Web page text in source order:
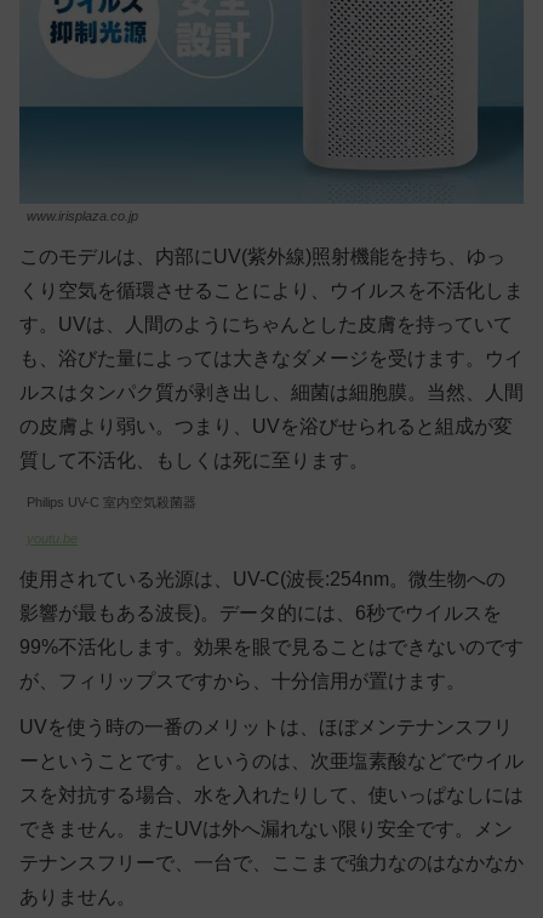
www.irisplaza.co.jp
このモデルは、内部にUV(紫外線)照射機能を持ち、ゆっ
くり空気を循環させることにより、ウイルスを不活化しま
す。UVは、人間のようにちゃんとした皮膚を持っていて
も、浴びた量によっては大きなダメージを受けます。ウイ
ルスはタンパク質が剥き出し、細菌は細胞膜。当然、人間
の皮膚より弱い。つまり、UVを浴びせられると組成が変
質して不活化、もしくは死に至ります。
Philips UV-C 室内空気殺菌器
youtu.be
使用されている光源は、UV-C(波長:254nm。微生物への
影響が最もある波長)。データ的には、6秒でウイルスを
99%不活化します。効果を眼で見ることはできないのです
が、フィリップスですから、十分信用が置けます。
UVを使う時の一番のメリットは、ほぼメンテナンスフリ
ーということです。というのは、次亜塩素酸などでウイル
スを対抗する場合、水を入れたりして、使いっぱなしには
できません。またUVは外へ漏れない限り安全です。メン
テナンスフリーで、一台で、ここまで強力なのはなかなか
ありません。